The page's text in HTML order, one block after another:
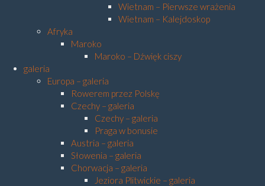
Wietnam – Pierwsze wrażenia
Wietnam – Kalejdoskop
Afryka
Maroko
Maroko – Dźwięk ciszy
galeria
Europa – galeria
Rowerem przez Polskę
Czechy – galeria
Czechy – galeria
Praga w bonusie
Austria – galeria
Słowenia – galeria
Chorwacja – galeria
Jeziora Plitwickie – galeria